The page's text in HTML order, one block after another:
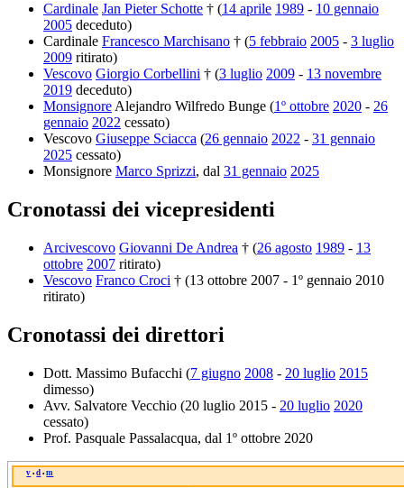
Cardinale Jan Pieter Schotte † (14 aprile 1989 - 10 gennaio
2005 deceduto)
Cardinale Francesco Marchisano † (5 febbraio 2005 - 3 luglio
2009 ritirato)
Vescovo Giorgio Corbellini † (3 luglio 2009 - 13 novembre
2019 deceduto)
Monsignore Alejandro Wilfredo Bunge (1º ottobre 2020 - 26
gennaio 2022 cessato)
Vescovo Giuseppe Sciacca (26 gennaio 2022 - 31 gennaio
2025 cessato)
Monsignore Marco Sprizzi, dal 31 gennaio 2025
Cronotassi dei vicepresidenti
Arcivescovo Giovanni De Andrea † (26 agosto 1989 - 13
ottobre 2007 ritirato)
Vescovo Franco Croci † (13 ottobre 2007 - 1º gennaio 2010
ritirato)
Cronotassi dei direttori
Dott. Massimo Bufacchi (7 giugno 2008 - 20 luglio 2015
dimesso)
Avv. Salvatore Vecchio (20 luglio 2015 - 20 luglio 2020
cessato)
Prof. Pasquale Passalacqua, dal 1º ottobre 2020
v • d • m